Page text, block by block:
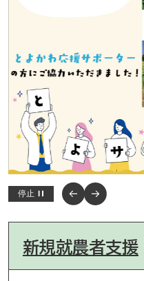
停止
新規就農者支援